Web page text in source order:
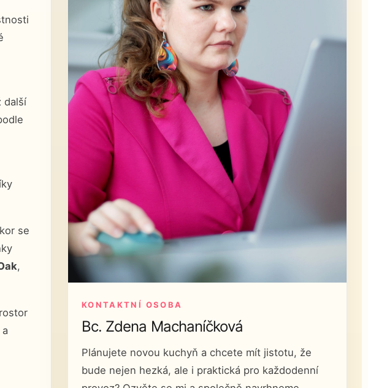
další
se
,
KONTAKTNÍ OSOBA
Bc. Zdena Machaníčková
Plánujete novou kuchyň a chcete mít jistotu, že
bude nejen hezká, ale i praktická pro každodenní